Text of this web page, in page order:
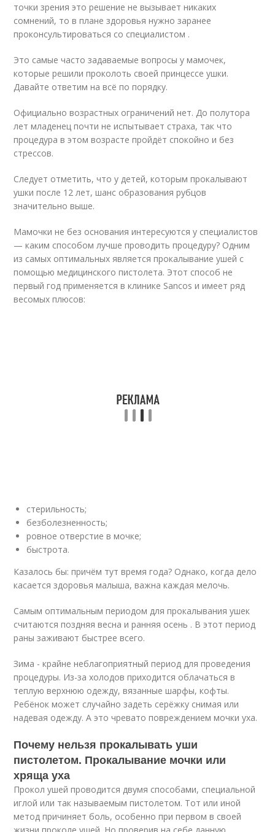
точки зрения это решение не вызывает никаких
сомнений, то в плане здоровья нужно заранее
проконсультироваться со специалистом .
Это самые часто задаваемые вопросы у мамочек,
которые решили проколоть своей принцессе ушки.
Давайте ответим на всё по порядку.
Официально возрастных ограничений нет. До полутора
лет младенец почти не испытывает страха, так что
процедура в этом возрасте пройдёт спокойно и без
стрессов.
Следует отметить, что у детей, которым прокалывают
ушки после 12 лет, шанс образования рубцов
значительно выше.
Мамочки не без основания интересуются у специалистов
— каким способом лучше проводить процедуру? Одним
из самых оптимальных является прокалывание ушей с
помощью медицинского пистолета. Этот способ не
первый год применяется в клинике Sancos и имеет ряд
весомых плюсов:
стерильность;
безболезненность;
ровное отверстие в мочке;
быстрота.
Казалось бы: причём тут время года? Однако, когда дело
касается здоровья малыша, важна каждая мелочь.
Самым оптимальным периодом для прокалывания ушек
считаются поздняя весна и ранняя осень . В этот период
раны заживают быстрее всего.
Зима - крайне неблагоприятный период для проведения
процедуры. Из-за холодов приходится облачаться в
теплую верхнюю одежду, вязанные шарфы, кофты.
Ребёнок может случайно задеть серёжку снимая или
надевая одежду. А это чревато повреждением мочки уха.
Почему нельзя прокалывать уши
пистолетом. Прокалывание мочки или
хряща уха
Прокол ушей проводится двумя способами, специальной
иглой или так называемым пистолетом. Тот или иной
метод причиняет боль, особенно при первом в своей